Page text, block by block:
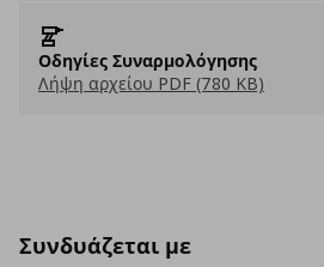
Οδηγίες Συναρμολόγησης
Λήψη αρχείου PDF (780 KB)
Συνδυάζεται με